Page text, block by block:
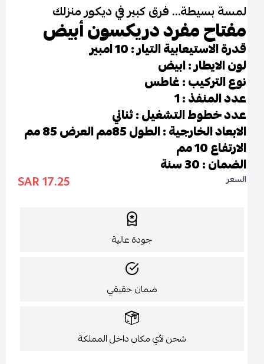
لمسة بسيطة… فرق كبير في ديكور منزلك
مفتاح مفرد دريكسون أبيض
قدرة الاستيعابية التيار : 10 امبير
لون الايطار : ابيض
نوع التركيب : غاطس
عدد المنفذ : 1
عدد خطوط التشغيل : ثنائي
الابعاد الخارجية : الطول 85مم العرض 85 مم
الارتفاع 10 مم
الضمان : 30 سنة
السعر 17.25 SAR
جودة عالية
ضمان حقيقي
شحن لأي مكان داخل المملكة